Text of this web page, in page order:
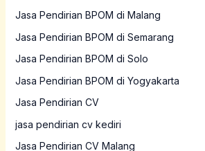
Jasa Pendirian BPOM di Malang
Jasa Pendirian BPOM di Semarang
Jasa Pendirian BPOM di Solo
Jasa Pendirian BPOM di Yogyakarta
Jasa Pendirian CV
jasa pendirian cv kediri
Jasa Pendirian CV Malang